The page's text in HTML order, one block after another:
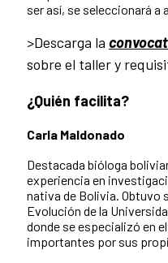
ser así, se seleccionará a
>Descarga la
sobre el taller y
¿Quién facilita?
Carla Maldonado
Destacada bióloga
experiencia en
nativa de Bolivia. Obtuvo
Evolución de la
donde se especializó en
importantes por sus